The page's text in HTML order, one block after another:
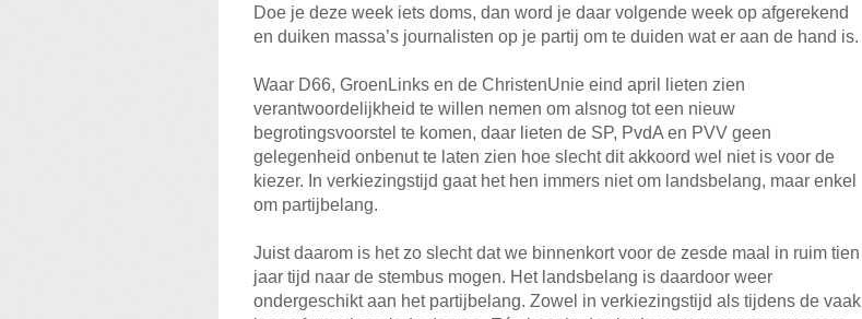
Doe je deze week iets doms, dan word je daar volgende week op afgerekend
en duiken massa’s journalisten op je partij om te duiden wat er aan de hand is.
Waar D66, GroenLinks en de ChristenUnie eind april lieten zien
verantwoordelijkheid te willen nemen om alsnog tot een nieuw
begrotingsvoorstel te komen, daar lieten de SP, PvdA en PVV geen
gelegenheid onbenut te laten zien hoe slecht dit akkoord wel niet is voor de
kiezer. In verkiezingstijd gaat het hen immers niet om landsbelang, maar enkel
om partijbelang.
Juist daarom is het zo slecht dat we binnenkort voor de zesde maal in ruim tien
jaar tijd naar de stembus mogen. Het landsbelang is daardoor weer
ondergeschikt aan het partijbelang. Zowel in verkiezingstijd als tijdens de vaak